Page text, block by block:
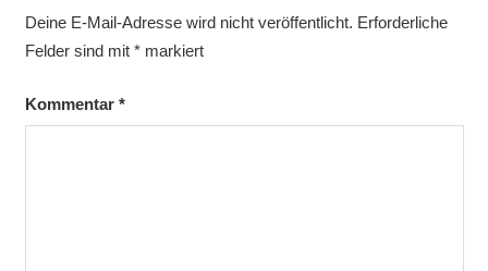
Deine E-Mail-Adresse wird nicht veröffentlicht. Erforderliche
Felder sind mit *markiert
Kommentar *